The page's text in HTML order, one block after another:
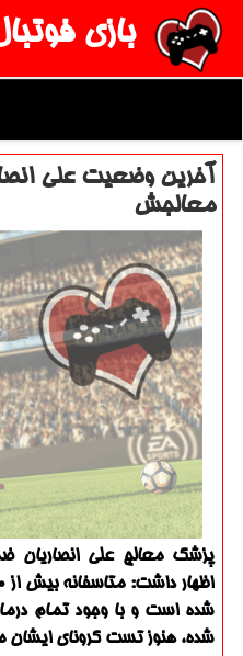
بازی
آخرین وضعیت علی
معالجش
پزشک معالج علی انصاریان
شده است و با وجود تمام
شده، هنوز تست کرونای